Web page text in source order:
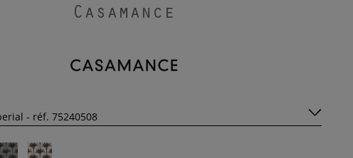
Casamance